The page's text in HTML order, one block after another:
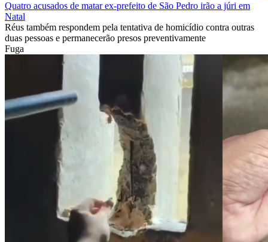
Quatro acusados de matar ex-prefeito de São Pedro irão a júri em
Natal
Réus também respondem pela tentativa de homicídio contra outras
duas pessoas e permanecerão presos preventivamente
Fuga